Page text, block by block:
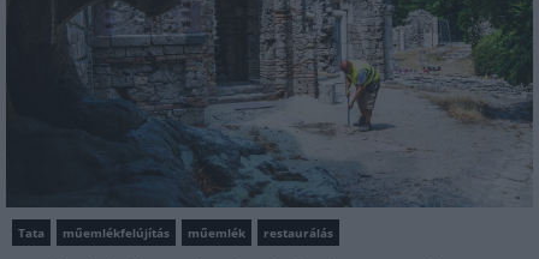
Tata műemlékfelújítás műemlék restaurálás